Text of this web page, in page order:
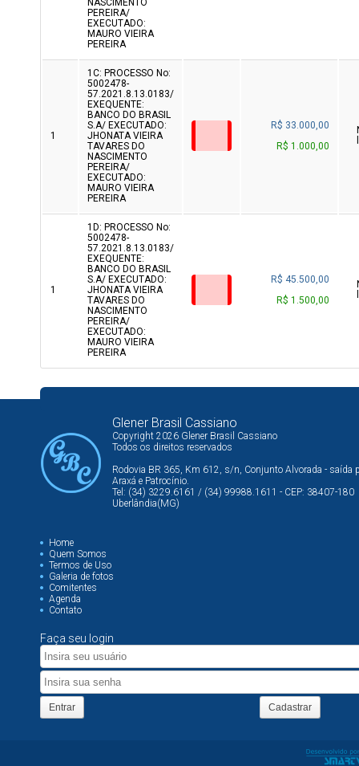
NASCIMENTO
PEREIRA/
EXECUTADO:
MAURO VIEIRA
PEREIRA
1
1C: PROCESSO No:
5002478-
57.2021.8.13.0183/
EXEQUENTE:
BANCO DO BRASIL
S.A/ EXECUTADO:
JHONATA VIEIRA
TAVARES DO
NASCIMENTO
PEREIRA/
EXECUTADO:
MAURO VIEIRA
PEREIRA
R$ 33.000,00
R$ 1.000,00
1
1D: PROCESSO No:
5002478-
57.2021.8.13.0183/
EXEQUENTE:
BANCO DO BRASIL
S.A/ EXECUTADO:
JHONATA VIEIRA
TAVARES DO
NASCIMENTO
PEREIRA/
EXECUTADO:
MAURO VIEIRA
PEREIRA
R$ 45.500,00
R$ 1.500,00
Glener Brasil Cassiano
Copyright 2026 Glener Brasil Cassiano
Todos os direitos reservados
Rodovia BR 365, Km 612, s/n, Conjunto Alvorada - saída
Araxá e Patrocínio.
Tel: (34) 3229.6161 / (34) 99988.1611 - CEP: 38407-180
Uberlândia(MG)
Home
Quem Somos
Termos de Uso
Galeria de fotos
Comitentes
Agenda
Contato
Faça seu login
Entrar Cadastrar